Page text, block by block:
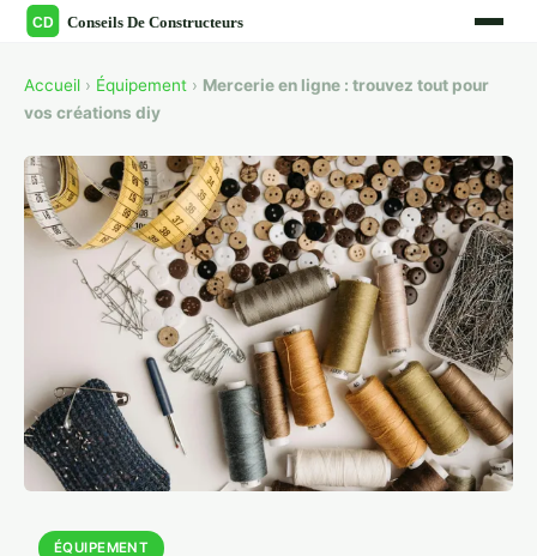
Accueil › Équipement › Mercerie en ligne : trouvez tout pour
vos créations diy
ÉQUIPEMENT